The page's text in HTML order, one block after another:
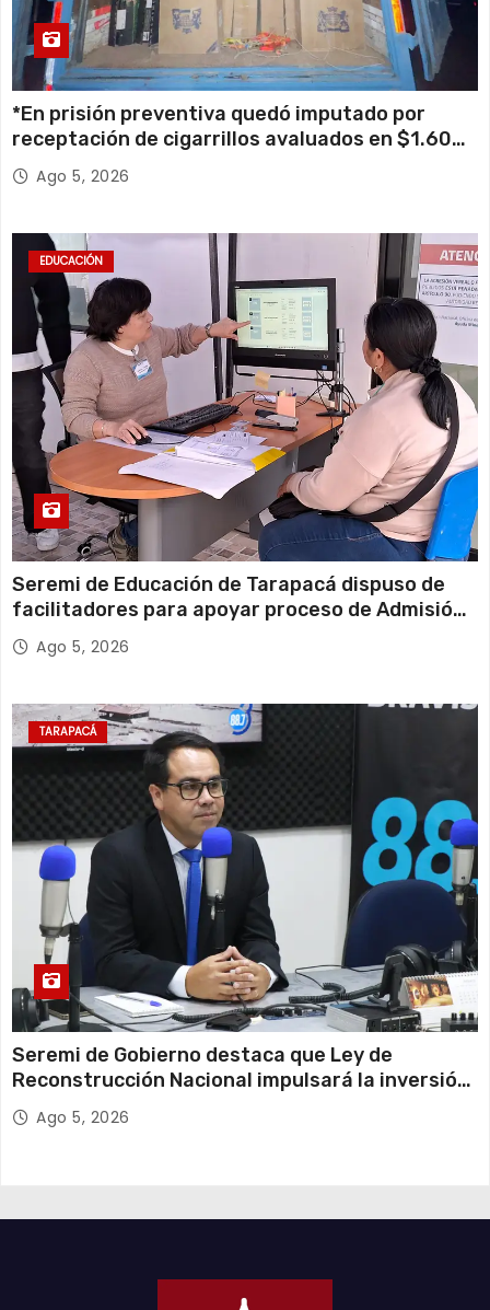
*En prisión preventiva quedó imputado por
receptación de cigarrillos avaluados en $1.600
millones*
Ago 5, 2026
EDUCACIÓN
Seremi de Educación de Tarapacá dispuso de
facilitadores para apoyar proceso de Admisión
Escolar 2027
Ago 5, 2026
TARAPACÁ
Seremi de Gobierno destaca que Ley de
Reconstrucción Nacional impulsará la inversión
y el empleo en Tarapacá
Ago 5, 2026